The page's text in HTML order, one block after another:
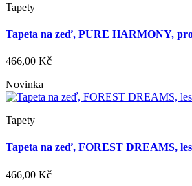
Tapety
Tapeta na zeď, PURE HARMONY,
466,00 Kč
Novinka
Tapety
Tapeta na zeď, FOREST DREAMS,
466,00 Kč